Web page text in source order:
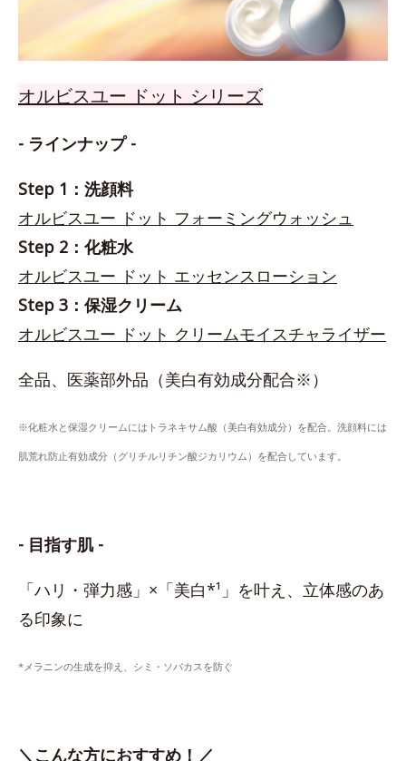
オルビスユー ドット シリーズ
- ラインナップ -
Step 1：洗顔料
オルビスユー ドット フォーミングウォッシュ
Step 2：化粧水
オルビスユー ドット エッセンスローション
Step 3：保湿クリーム
オルビスユー ドット クリームモイスチャライザー
全品、医薬部外品（美白有効成分配合※）
※化粧水と保湿クリームにはトラネキサム酸（美白有効成分）を配合。洗顔料には
肌荒れ防止有効成分（グリチルリチン酸ジカリウム）を配合しています。
- 目指す肌 -
「ハリ・弾力感」×「美白*¹」を叶え、立体感のあ
る印象に
*メラニンの生成を抑え、シミ・ソバカスを防ぐ
＼こんな方におすすめ！／